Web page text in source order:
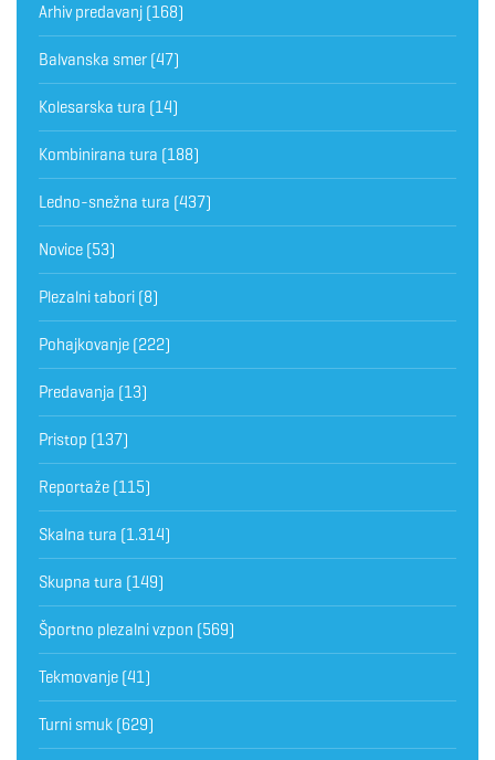
Arhiv predavanj (168)
Balvanska smer (47)
Kolesarska tura (14)
Kombinirana tura (188)
Ledno-snežna tura (437)
Novice (53)
Plezalni tabori (8)
Pohajkovanje (222)
Predavanja (13)
Pristop (137)
Reportaže (115)
Skalna tura (1.314)
Skupna tura (149)
Športno plezalni vzpon (569)
Tekmovanje (41)
Turni smuk (629)